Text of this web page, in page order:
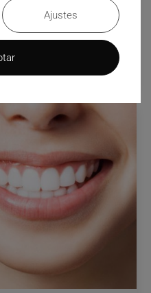
clínica dental en Getxo,
tenemos para
desde casa con
¿Qué es…
Ajustes